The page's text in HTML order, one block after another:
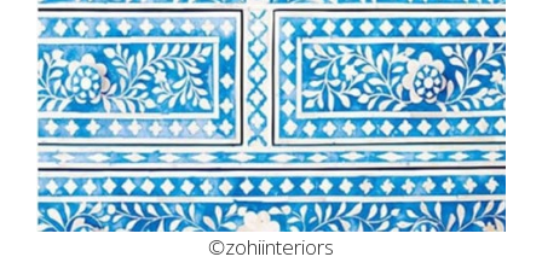
©zohiinteriors